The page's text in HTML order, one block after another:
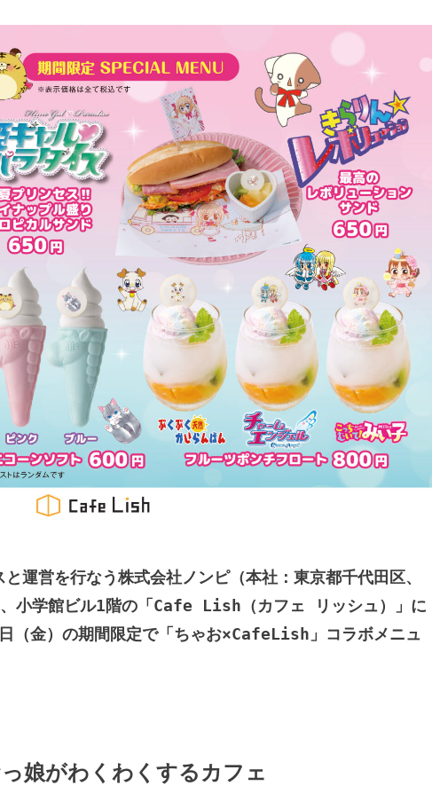
運営を行なう株式会社ノンピ（本社：東京都千代田区、
小学館ビル1階の「Cafe Lish（カフェ リッシュ）」に
（金）の期間限定で「ちゃお×CafeLish」コラボメニュ
娘がわくわくするカフェ